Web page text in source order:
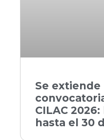
Se extiende
CILAC
hasta el 30